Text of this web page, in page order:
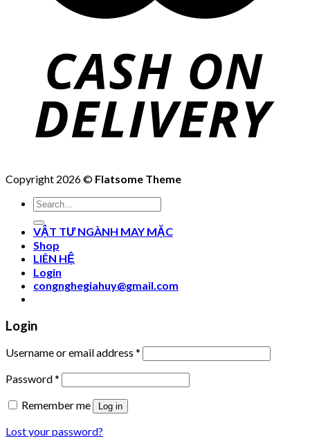
Copyright 2026 © Flatsome Theme
Search
for:
VẬT TƯ NGÀNH MAY MẶC
Shop
LIÊN HỆ
Login
congnghegiahuy@gmail.com
Login
Username or email address *
Password*
Remember me
Log in
Lost your password?